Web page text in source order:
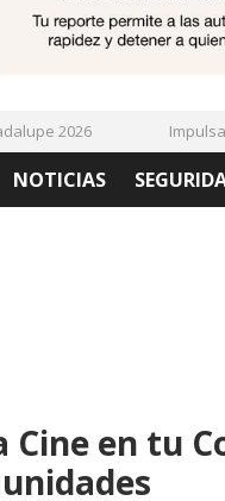
2026 Impulsa
NOTICIAS
Cine en tu